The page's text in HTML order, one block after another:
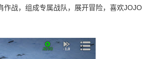
战，组成专属战队，展开冒险，喜欢JOJO